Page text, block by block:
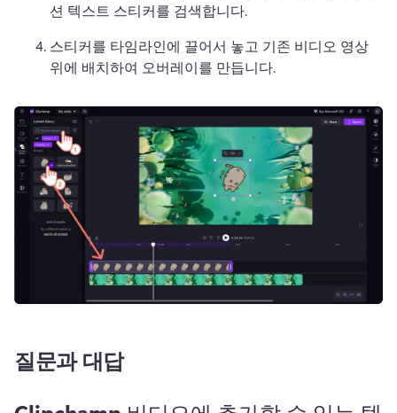
션 텍스트 스티커를 검색합니다.
스티커를 타임라인에 끌어서 놓고 기존 비디오 영상
위에 배치하여 오버레이를 만듭니다.
질문과 대답